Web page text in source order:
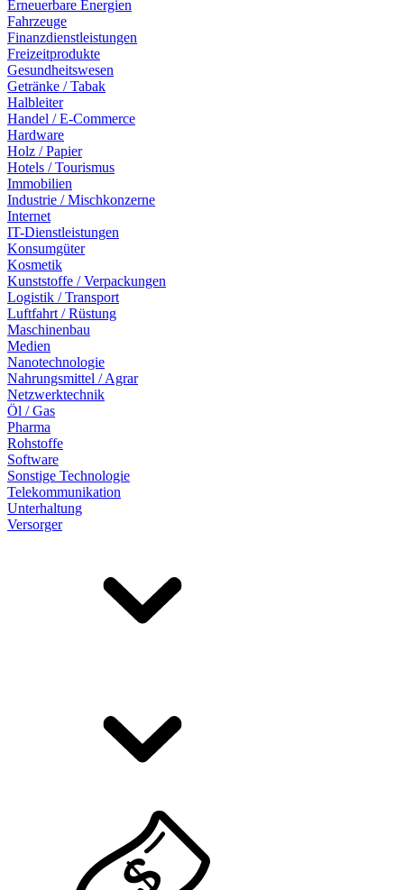
Erneuerbare Energien
Fahrzeuge
Finanzdienstleistungen
Freizeitprodukte
Gesundheitswesen
Getränke / Tabak
Halbleiter
Handel / E-Commerce
Hardware
Holz / Papier
Hotels / Tourismus
Immobilien
Industrie / Mischkonzerne
Internet
IT-Dienstleistungen
Konsumgüter
Kosmetik
Kunststoffe / Verpackungen
Logistik / Transport
Luftfahrt / Rüstung
Maschinenbau
Medien
Nanotechnologie
Nahrungsmittel / Agrar
Netzwerktechnik
Öl / Gas
Pharma
Rohstoffe
Software
Sonstige Technologie
Telekommunikation
Unterhaltung
Versorger